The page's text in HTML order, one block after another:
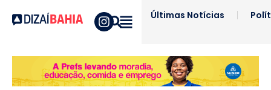
Últimas Notícias